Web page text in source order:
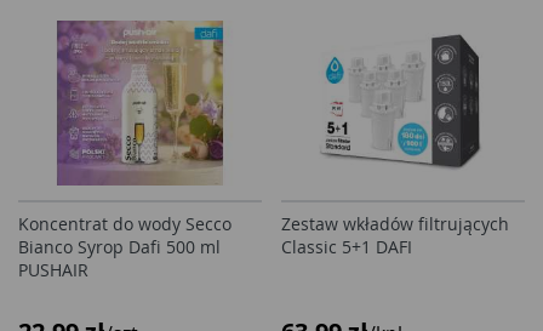
Koncentrat do wody Secco
Bianco Syrop Dafi 500 ml
PUSHAIR
Zestaw wkładów filtrujących
Classic 5+1 DAFI